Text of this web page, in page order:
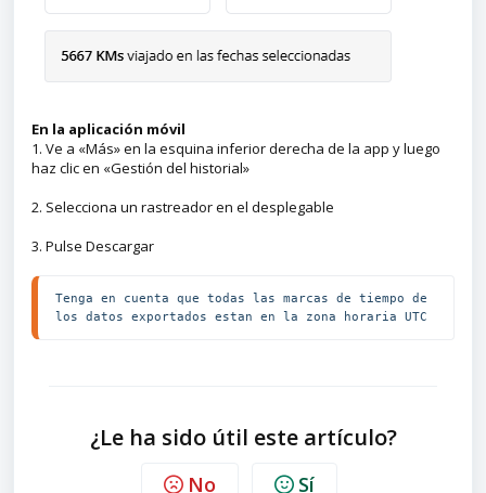
En la aplicación móvil
1. Ve a «Más» en la esquina inferior derecha de la app y luego
haz clic en «Gestión del historial»
2. Selecciona un rastreador en el desplegable
3. Pulse Descargar
Tenga en cuenta que todas las marcas de tiempo de
los datos exportados estan en la zona horaria UTC
¿Le ha sido útil este artículo?
No Sí